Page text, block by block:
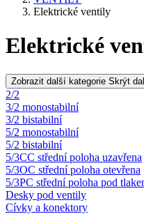
Elektrické ventily
Elektrické
Zobrazit další kategorie Skrýt
2/2
3/2 monostabilní
3/2 bistabilní
5/2 monostabilní
5/2 bistabilní
5/3CC střední poloha uzavřena
5/3OC střední poloha otevřena
5/3PC střední poloha pod
Desky pod ventily
Cívky a konektory